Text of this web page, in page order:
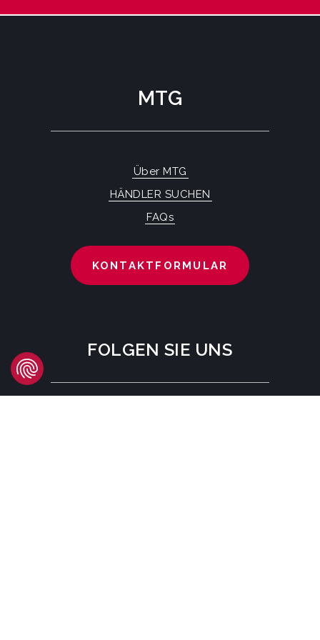
MTG
Über MTG
HÄNDLER SUCHEN
FAQs
KONTAKTFORMULAR
FOLGEN SIE UNS